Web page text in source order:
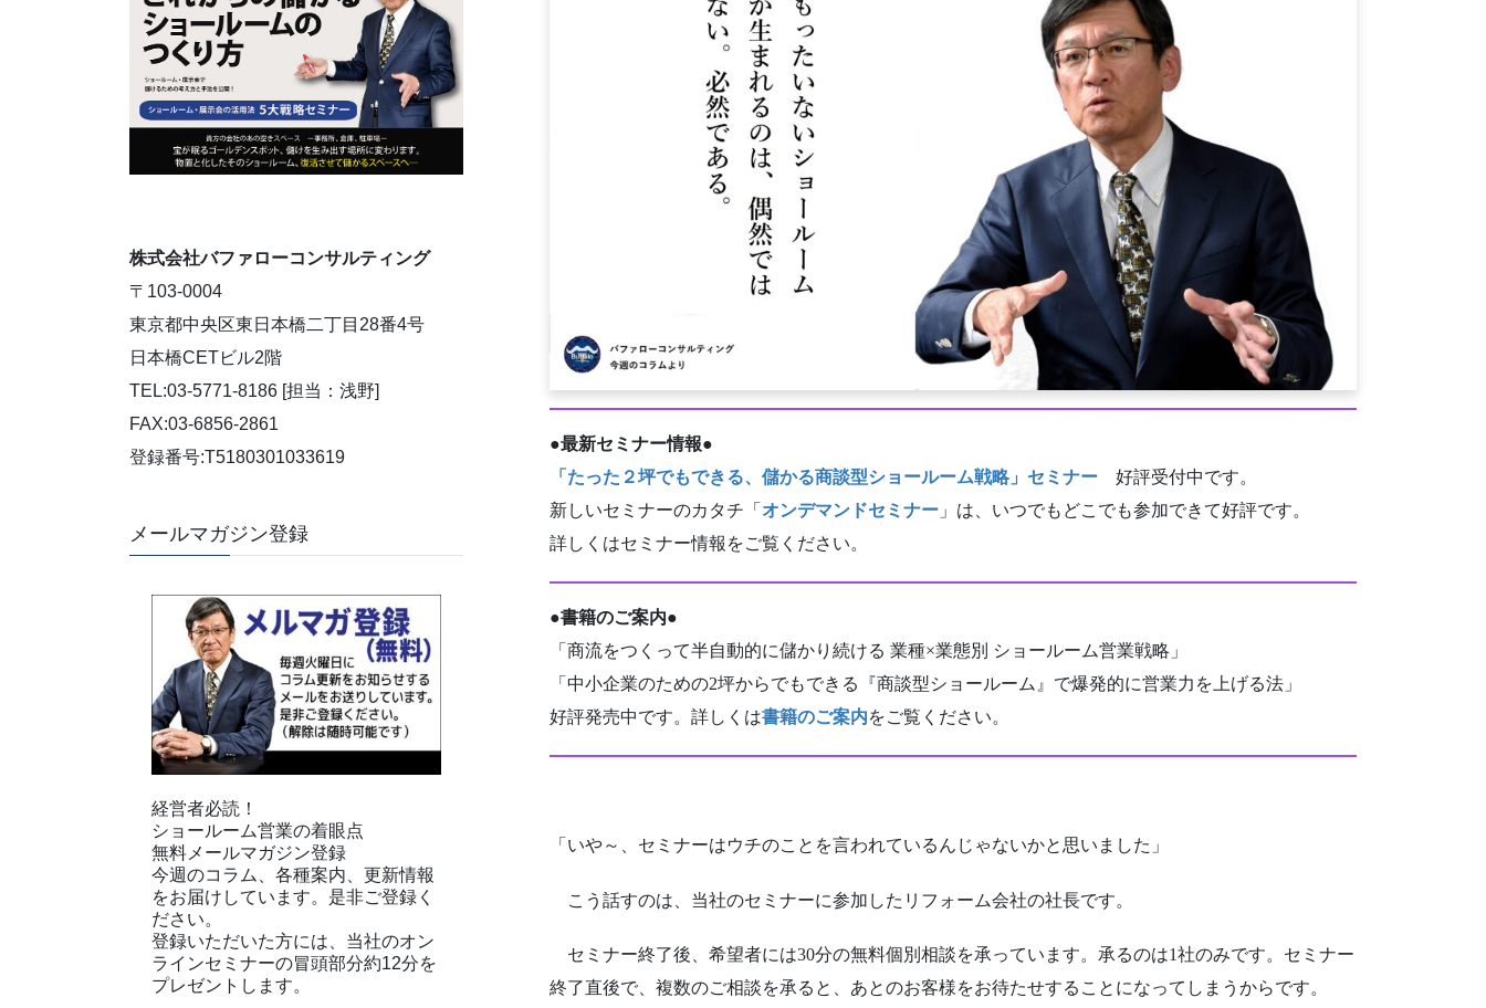
●最新セミナー情報●
「たった２坪でもできる、儲かる商談型ショールーム戦略」セミナー 好評受付中です。
新しいセミナーのカタチ「 オンデマンドセミナー 」は、いつでもどこでも参加できて好評です。
詳しくはセミナー情報をご覧ください。
●書籍のご案内●
「商流をつくって半自動的に儲かり続ける 業種×業態別 ショールーム営業戦略」
「中小企業のための2坪からでもできる『商談型ショールーム』で爆発的に営業力を上げる法」
好評発売中です。詳しくは書籍のご案内をご覧ください。
「いや～、セミナーはウチのことを言われているんじゃないかと思いました」
こう話すのは、当社のセミナーに参加したリフォーム会社の社長です。
セミナー終了後、希望者には30分の無料個別相談を承っています。承るのは1社のみです。セミナー
終了直後で、複数のご相談を承ると、あとのお客様をお待たせすることになってしまうからです。
株式会社バファローコンサルティング
〒103-0004
東京都中央区東日本橋二丁目28番4号
日本橋CETビル2階
TEL:03-5771-8186 [担当：浅野]
FAX:03-6856-2861
登録番号:T5180301033619
メールマガジン登録
経営者必読！
ショールーム営業の着眼点
無料メールマガジン登録
今週のコラム、各種案内、更新情報
をお届けしています。是非ご登録く
ださい。
登録いただいた方には、当社のオン
ラインセミナーの冒頭部分約12分を
プレゼントします。